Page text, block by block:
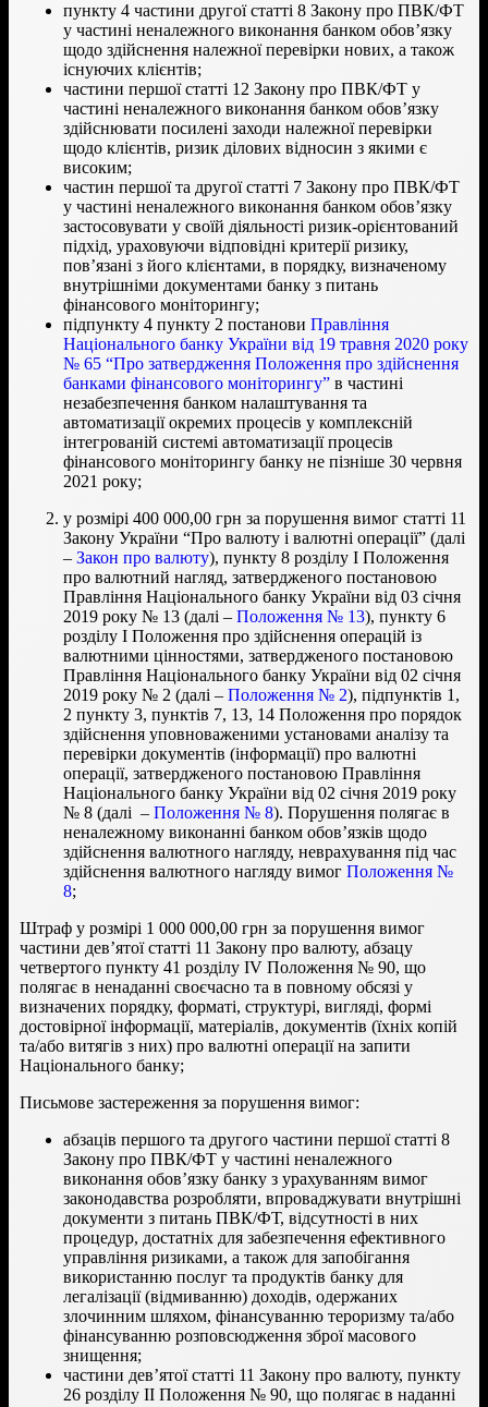
пункту 4 частини другої статті 8 Закону про ПВК/ФТ
у частині неналежного виконання банком обов’язку
щодо здійснення належної перевірки нових, а також
існуючих клієнтів;
частини першої статті 12 Закону про ПВК/ФТ у
частині неналежного виконання банком обов’язку
здійснювати посилені заходи належної перевірки
щодо клієнтів, ризик ділових відносин з якими є
високим;
частин першої та другої статті 7 Закону про ПВК/ФТ
у частині неналежного виконання банком обов’язку
застосовувати у своїй діяльності ризик-орієнтований
підхід, ураховуючи відповідні критерії ризику,
пов’язані з його клієнтами, в порядку, визначеному
внутрішніми документами банку з питань
фінансового моніторингу;
підпункту 4 пункту 2 постанови Правління
Національного банку України від 19 травня 2020 року
№ 65 “Про затвердження Положення про здійснення
банками фінансового моніторингуˮ в частині
незабезпечення банком налаштування та
автоматизації окремих процесів у комплексній
інтегрованій системі автоматизації процесів
фінансового моніторингу банку не пізніше 30 червня
2021 року;
у розмірі 400 000,00 грн за порушення вимог статті 11
Закону України “Про валюту і валютні операціїˮ (далі
– Закон про валюту), пункту 8 розділу І Положення
про валютний нагляд, затвердженого постановою
Правління Національного банку України від 03 січня
2019 року № 13 (далі – Положення № 13), пункту 6
розділу І Положення про здійснення операцій із
валютними цінностями, затвердженого постановою
Правління Національного банку України від 02 січня
2019 року № 2 (далі – Положення № 2), підпунктів 1,
2 пункту 3, пунктів 7, 13, 14 Положення про порядок
здійснення уповноваженими установами аналізу та
перевірки документів (інформації) про валютні
операції, затвердженого постановою Правління
Національного банку України від 02 січня 2019 року
№ 8 (далі – Положення № 8). Порушення полягає в
неналежному виконанні банком обов’язків щодо
здійснення валютного нагляду, неврахування під час
здійснення валютного нагляду вимог Положення №
8;
Штраф у розмірі 1 000 000,00 грн за порушення вимог
частини дев’ятої статті 11 Закону про валюту, абзацу
четвертого пункту 41 розділу IV Положення № 90, що
полягає в ненаданні своєчасно та в повному обсязі у
визначених порядку, форматі, структурі, вигляді, формі
достовірної інформації, матеріалів, документів (їхніх копій
та/або витягів з них) про валютні операції на запити
Національного банку;
Письмове застереження за порушення вимог:
абзаців першого та другого частини першої статті 8
Закону про ПВК/ФТ у частині неналежного
виконання обов’язку банку з урахуванням вимог
законодавства розробляти, впроваджувати внутрішні
документи з питань ПВК/ФТ, відсутності в них
процедур, достатніх для забезпечення ефективного
управління ризиками, а також для запобігання
використанню послуг та продуктів банку для
легалізації (відмиванню) доходів, одержаних
злочинним шляхом, фінансуванню тероризму та/або
фінансуванню розповсюдження зброї масового
знищення;
частини дев’ятої статті 11 Закону про валюту, пункту
26 розділу ІІ Положення № 90, що полягає в наданні